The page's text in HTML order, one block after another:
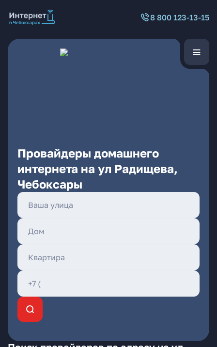
8 800 123-13-15
Провайдеры домашнего
интернета на ул Радищева,
Чебоксары